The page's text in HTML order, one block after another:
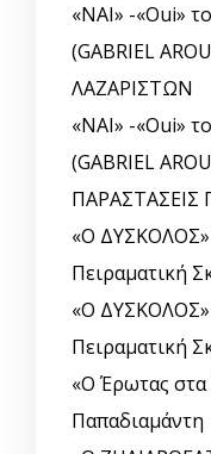
«ΝΑΙ» -«Oui»
(GABRIEL
ΛΑΖΑΡΙΣΤΩΝ
«ΝΑΙ» -«Oui»
(GABRIEL
ΠΑΡΑΣΤΑΣΕΙΣ
«Ο
Πειραματική
«Ο
Πειραματική
«Ο Έρωτας στα
Παπαδιαμάντη